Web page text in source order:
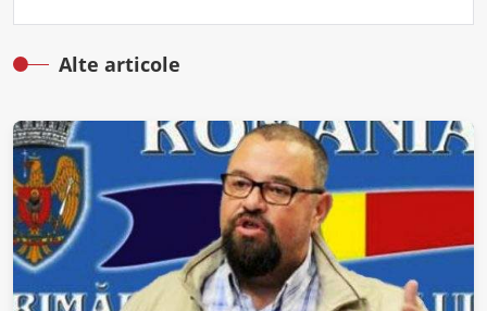
Alte articole